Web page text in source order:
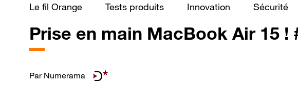
Le fil Orange Tests produits Innovation Sécurité
Prise en main MacBook Air 15 !
Par Numerama